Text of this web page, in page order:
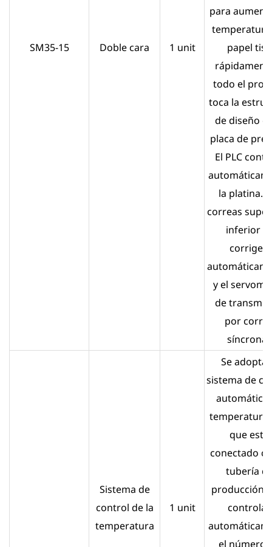
SM35-15 Doble cara 1 unit
para
papel tisú
todo el
toca la
de diseño
placa de
El PLC
la platina.
correas
inferior
corrigen
y el
de
por
síncrona .
Sistema de
control de la
temperatura
1 unit
Se adopta
sistema de
automático
temperatura
que está
conectado
tubería
producción
controlar
el número